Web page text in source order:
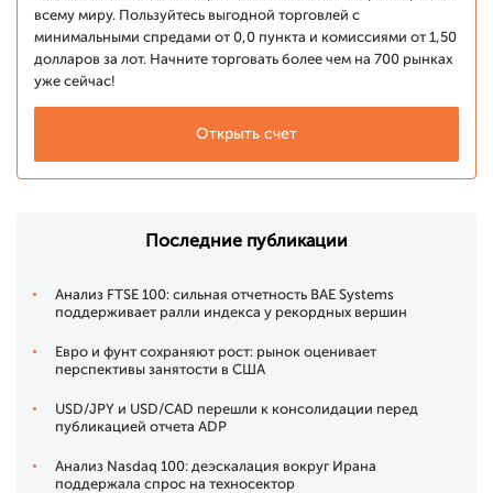
всему миру. Пользуйтесь выгодной торговлей с
минимальными спредами от 0,0 пункта и комиссиями от 1,50
долларов за лот. Начните торговать более чем на 700 рынках
уже сейчас!
Открыть счет
Последние публикации
Анализ FTSE 100: сильная отчетность BAE Systems
поддерживает ралли индекса у рекордных вершин
Евро и фунт сохраняют рост: рынок оценивает
перспективы занятости в США
USD/JPY и USD/CAD перешли к консолидации перед
публикацией отчета ADP
Анализ Nasdaq 100: деэскалация вокруг Ирана
поддержала спрос на техносектор